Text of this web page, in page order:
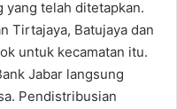
telah ditetapkan.
Tirtajaya, Batujaya dan
untuk kecamatan itu.
Jabar langsung
Pendistribusian